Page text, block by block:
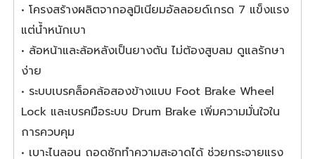
• โครงสร้างผลิตจากอลูมิเนียมอัลลอยด์เกรด 7 แข็งแรง
แต่น้ำหนักเบา
• ล้อหน้าและล้อหลังเป็นยางตัน ไม่ต้องสูบลม ดูแลรักษา
ง่าย
• ระบบเบรคล็อคล้อสองข้างแบบ Foot Brake Wheel
Lock และเบรคมือระบบ Drum Brake เพิ่มความมั่นใจใน
การควบคุม
• เบาะไนลอน ถอดซักทำความสะอาดได้ ช่วยกระจายแรง